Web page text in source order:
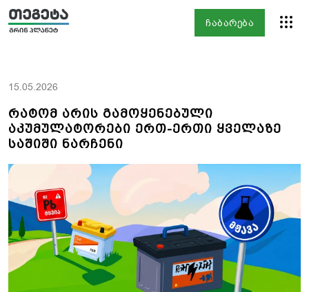
ჩაბარება
15.05.2026
რატომ არის გამოყენებული
აკუმულატორები ერთ-ერთი ყველაზე
საშიში ნარჩენი